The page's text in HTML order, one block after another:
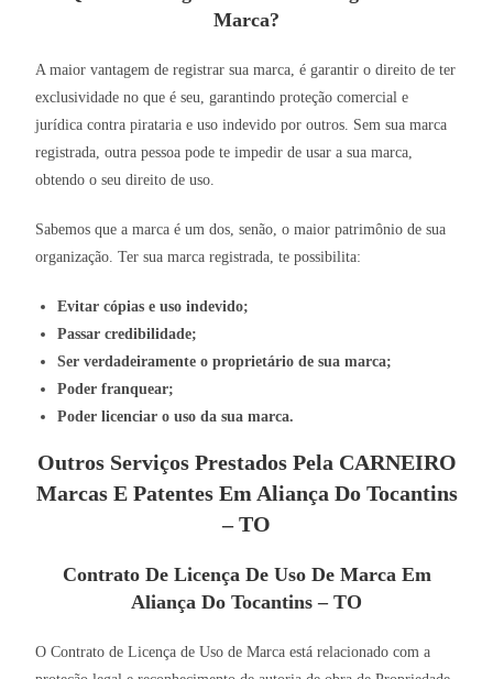
Marca?
A maior vantagem de registrar sua marca, é garantir o direito de ter
exclusividade no que é seu, garantindo proteção comercial e
jurídica contra pirataria e uso indevido por outros. Sem sua marca
registrada, outra pessoa pode te impedir de usar a sua marca,
obtendo o seu direito de uso.
Sabemos que a marca é um dos, senão, o maior patrimônio de sua
organização. Ter sua marca registrada, te possibilita:
Evitar cópias e uso indevido;
Passar credibilidade;
Ser verdadeiramente o proprietário de sua marca;
Poder franquear;
Poder licenciar o uso da sua marca.
Outros Serviços Prestados Pela CARNEIRO
Marcas E Patentes Em Aliança Do Tocantins
– TO
Contrato De Licença De Uso De Marca Em
Aliança Do Tocantins – TO
O Contrato de Licença de Uso de Marca está relacionado com a